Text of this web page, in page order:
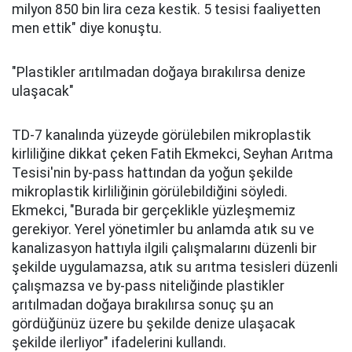
milyon 850 bin lira ceza kestik. 5 tesisi faaliyetten
men ettik" diye konuştu.
"Plastikler arıtılmadan doğaya bırakılırsa denize
ulaşacak"
TD-7 kanalında yüzeyde görülebilen mikroplastik
kirliliğine dikkat çeken Fatih Ekmekci, Seyhan Arıtma
Tesisi'nin by-pass hattından da yoğun şekilde
mikroplastik kirliliğinin görülebildiğini söyledi.
Ekmekci, "Burada bir gerçeklikle yüzleşmemiz
gerekiyor. Yerel yönetimler bu anlamda atık su ve
kanalizasyon hattıyla ilgili çalışmalarını düzenli bir
şekilde uygulamazsa, atık su arıtma tesisleri düzenli
çalışmazsa ve by-pass niteliğinde plastikler
arıtılmadan doğaya bırakılırsa sonuç şu an
gördüğünüz üzere bu şekilde denize ulaşacak
şekilde ilerliyor" ifadelerini kullandı.